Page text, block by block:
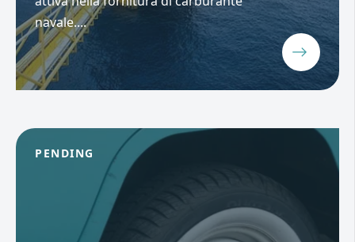
navale....
PENDING